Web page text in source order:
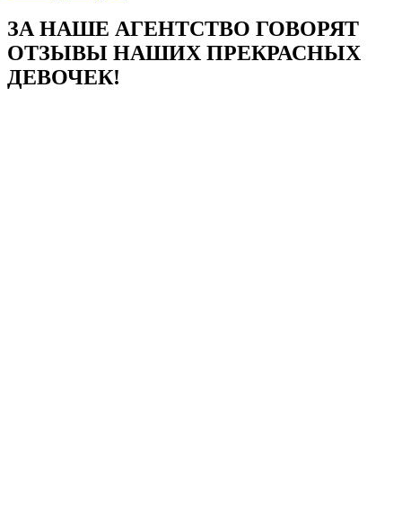
ЗА НАШЕ АГЕНТСТВО ГОВОРЯТ
ОТЗЫВЫ НАШИХ ПРЕКРАСНЫХ
ДЕВОЧЕК!